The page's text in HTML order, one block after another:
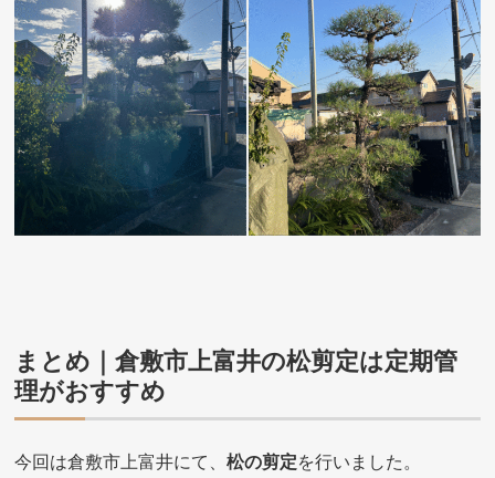
まとめ｜倉敷市上富井の松剪定は定期管
理がおすすめ
今回は倉敷市上富井にて、松の剪定を行いました。